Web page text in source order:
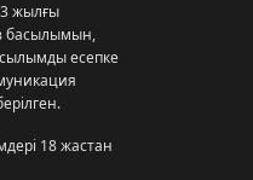
жылғы
басылымын,
есепке
18 жастан